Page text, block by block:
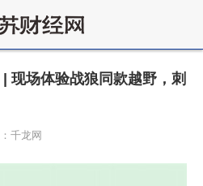
现场体验战狼同款越野，刺
千龙网